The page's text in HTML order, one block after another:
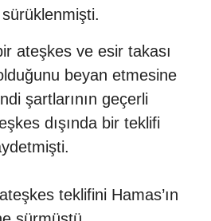
ateşkes ve esir takası
beyan etmesine
şartlarının geçerli
dışında bir teklifi
teklifini Hamas’ın